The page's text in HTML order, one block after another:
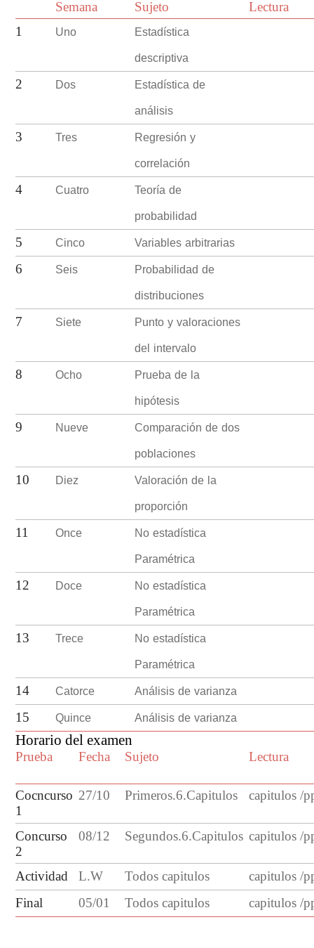
Semana Sujeto
Lectura
1
Uno
Estadística
descriptiva
2 Dos
Estadística de
análisis
3 Tres
Regresión y
correlación
4 Cuatro
Teoría de
probabilidad
5 Cinco Variables arbitrarias
6 Seis
Probabilidad de
distribuciones
7 Siete
Punto y valoraciones
del intervalo
8 Ocho
Prueba de la
hipótesis
9 Nueve
Comparación de dos
poblaciones
10 Diez
Valoración de la
proporción
11 Once
No estadística
Paramétrica
12 Doce
No estadística
Paramétrica
13 Trece
No estadística
Paramétrica
14 Catorce Análisis de varianza
15 Quince Análisis de varianza
Horario del examen
Prueba Fecha Sujeto Lectura
Cocncurso
1
27/10 Primeros.6.Capitulos capitulos /
Concurso
2
08/12 Segundos.6.Capitulos capitulos /
Actividad L.W Todos capitulos
capitulos /
Final
05/01 Todos capitulos capitulos /